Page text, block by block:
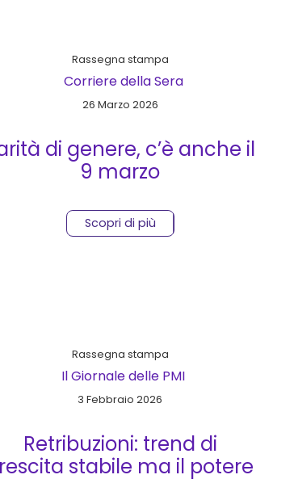
Rassegna stampa
Corriere della Sera
26 Marzo 2026
di genere, c’è anche il
9 marzo
Scopri di più
Rassegna stampa
Il Giornale delle PMI
3 Febbraio 2026
Retribuzioni: trend di
stabile ma il potere